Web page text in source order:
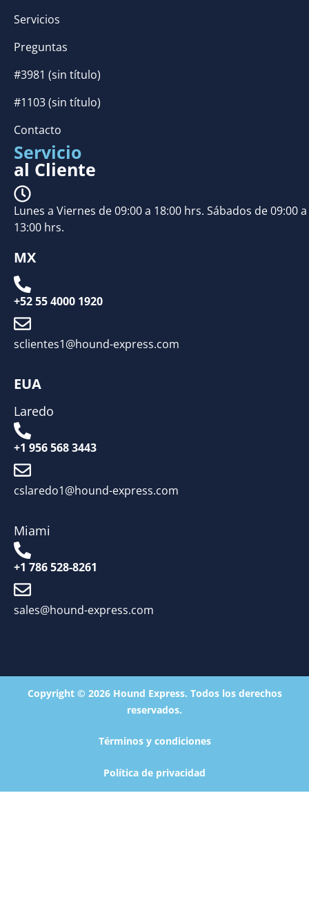
Servicios
Preguntas
#3981 (sin título)
#1103 (sin título)
Contacto
Servicio
al Cliente
Lunes a Viernes de 09:00 a 18:00 hrs. Sábados de 09:00 a
13:00 hrs.
MX
+52 55 4000 1920
sclientes1@hound-express.com
EUA
Laredo
+1 956 568 3443
cslaredo1@hound-express.com
Miami
+1 786 528-8261
sales@hound-express.com
Copyright © 2026 Hound Express. Todos los derechos
reservados.
Términos y condiciones
Política de privacidad